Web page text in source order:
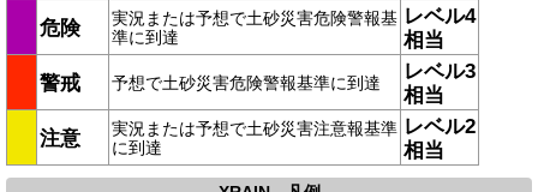
危険
実況または予想で土砂災害危険警報基
準に到達
レベル4
相当
警戒
予想で土砂災害危険警報基準に到達
レベル3
相当
注意
実況または予想で土砂災害注意報基準
に到達
レベル2
相当